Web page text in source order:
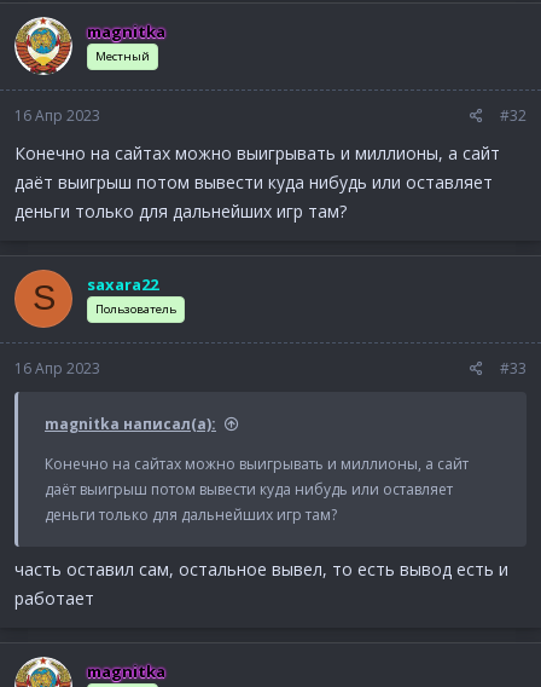
magnitka
Местный
16 Апр 2023 #32
Конечно на сайтах можно выигрывать и миллионы, а сайт
даёт выигрыш потом вывести куда нибудь или оставляет
деньги только для дальнейших игр там?
S saxara22
Пользователь
16 Апр 2023 #33
magnitka написал(а):
Конечно на сайтах можно выигрывать и миллионы, а сайт
даёт выигрыш потом вывести куда нибудь или оставляет
деньги только для дальнейших игр там?
часть оставил сам, остальное вывел, то есть вывод есть и
работает
magnitka